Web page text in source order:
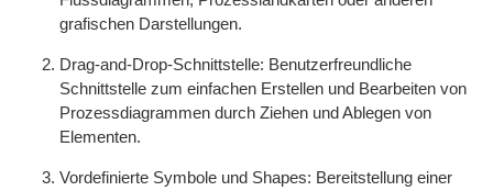
grafischen Darstellungen.
Drag-and-Drop-Schnittstelle: Benutzerfreundliche
Schnittstelle zum einfachen Erstellen und Bearbeiten von
Prozessdiagrammen durch Ziehen und Ablegen von
Elementen.
Vordefinierte Symbole und Shapes: Bereitstellung einer